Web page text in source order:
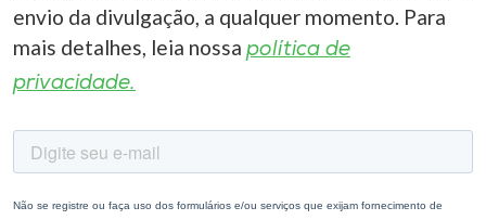
envio da divulgação, a qualquer momento. Para
mais detalhes, leia nossa política de
privacidade.